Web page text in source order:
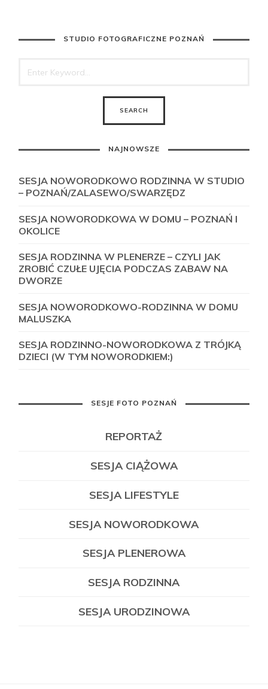
STUDIO FOTOGRAFICZNE POZNAŃ
NAJNOWSZE
SESJA NOWORODKOWO RODZINNA W STUDIO
– POZNAŃ/ZALASEWO/SWARZĘDZ
SESJA NOWORODKOWA W DOMU – POZNAŃ I
OKOLICE
SESJA RODZINNA W PLENERZE – CZYLI JAK
ZROBIĆ CZUŁE UJĘCIA PODCZAS ZABAW NA
DWORZE
SESJA NOWORODKOWO-RODZINNA W DOMU
MALUSZKA
SESJA RODZINNO-NOWORODKOWA Z TRÓJKĄ
DZIECI (W TYM NOWORODKIEM:)
SESJE FOTO POZNAŃ
REPORTAŻ
SESJA CIĄŻOWA
SESJA LIFESTYLE
SESJA NOWORODKOWA
SESJA PLENEROWA
SESJA RODZINNA
SESJA URODZINOWA